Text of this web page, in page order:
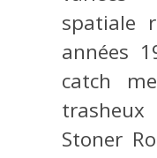
spatiale
années
catch
trasheux
Stoner